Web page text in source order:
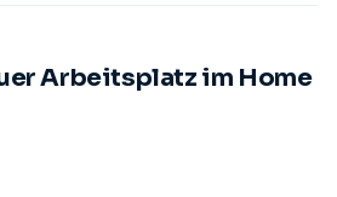
Arbeitsplatz im Home